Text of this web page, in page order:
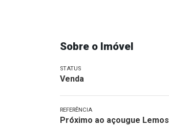
Sobre o Imóvel
STATUS
Venda
REFERÊNCIA
Próximo ao açougue Lemos